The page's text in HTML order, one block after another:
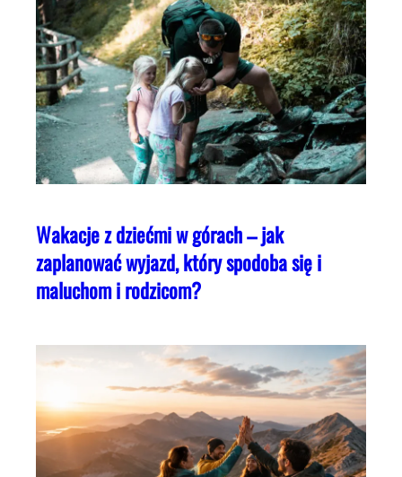
Wakacje z dziećmi w górach – jak
zaplanować wyjazd, który spodoba się i
maluchom i rodzicom?